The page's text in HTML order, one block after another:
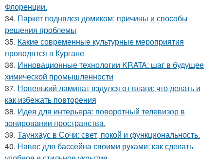
Флоренции.
34. Паркет поднялся домиком: причины и способы
решения проблемы
35. Какие современные культурные мероприятия
проводятся в Кургане
36. Инновационные технологии KRATA: шаг в будущее
химической промышленности
37. Новенький ламинат вздулся от влаги: что делать и
как избежать повторения
38. Идея для интерьера: поворотный телевизор в
зонировании пространства.
39. Таунхаус в Сочи: свет, покой и функциональность.
40. Навес для бассейна своими руками: как сделать